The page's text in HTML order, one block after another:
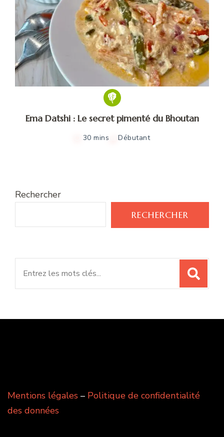
Ema Datshi : Le secret pimenté du Bhoutan
30 mins Débutant
Rechercher
RECHERCHER
Mentions légales – Politique de confidentialité
des données